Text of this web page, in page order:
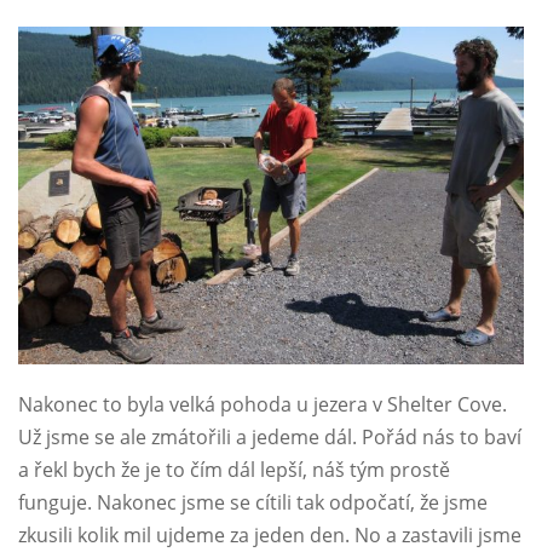
Nakonec to byla velká pohoda u jezera v Shelter Cove.
Už jsme se ale zmátořili a jedeme dál. Pořád nás to baví
a řekl bych že je to čím dál lepší, náš tým prostě
funguje. Nakonec jsme se cítili tak odpočatí, že jsme
zkusili kolik mil ujdeme za jeden den. No a zastavili jsme